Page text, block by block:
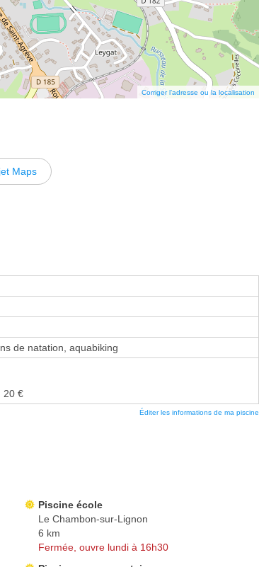
Corriger l’adresse ou la localisation
Maps
de natation, aquabiking
20 €
Éditer les informations de ma piscine
Piscine école
Le Chambon-sur-Lignon
6 km
Fermée, ouvre lundi à 16h30